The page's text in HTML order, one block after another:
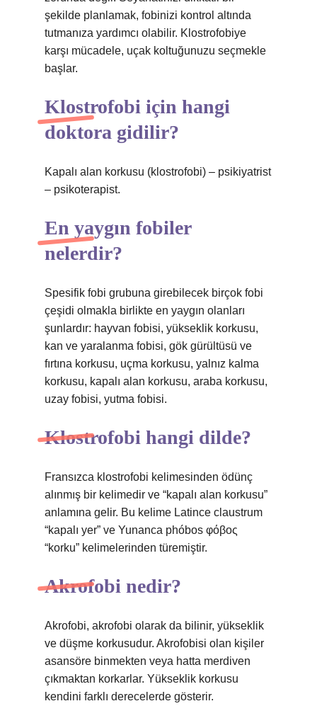
şekilde planlamak, fobinizi kontrol altında
tutmanıza yardımcı olabilir. Klostrofobiye
karşı mücadele, uçak koltuğunuzu seçmekle
başlar.
Klostrofobi için hangi
doktora gidilir?
Kapalı alan korkusu (klostrofobi) – psikiyatrist
– psikoterapist.
En yaygın fobiler
nelerdir?
Spesifik fobi grubuna girebilecek birçok fobi
çeşidi olmakla birlikte en yaygın olanları
şunlardır: hayvan fobisi, yükseklik korkusu,
kan ve yaralanma fobisi, gök gürültüsü ve
fırtına korkusu, uçma korkusu, yalnız kalma
korkusu, kapalı alan korkusu, araba korkusu,
uzay fobisi, yutma fobisi.
Klostrofobi hangi dilde?
Fransızca klostrofobi kelimesinden ödünç
alınmış bir kelimedir ve “kapalı alan korkusu”
anlamına gelir. Bu kelime Latince claustrum
“kapalı yer” ve Yunanca phóbos φόβος
“korku” kelimelerinden türemiştir.
Akrofobi nedir?
Akrofobi, akrofobi olarak da bilinir, yükseklik
ve düşme korkusudur. Akrofobisi olan kişiler
asansöre binmekten veya hatta merdiven
çıkmaktan korkarlar. Yükseklik korkusu
kendini farklı derecelerde gösterir.